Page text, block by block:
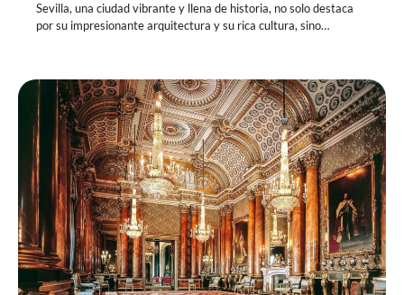
Sevilla, una ciudad vibrante y llena de historia, no solo destaca
por su impresionante arquitectura y su rica cultura, sino…